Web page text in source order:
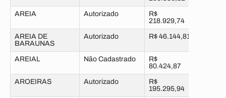
AREIA Autorizado
R$
218.929,74
AREIA DE
BARAUNAS
Autorizado R$ 46.144,81
AREIAL Não Cadastrado
R$
80.424,87
AROEIRAS Autorizado
R$
195.295,94